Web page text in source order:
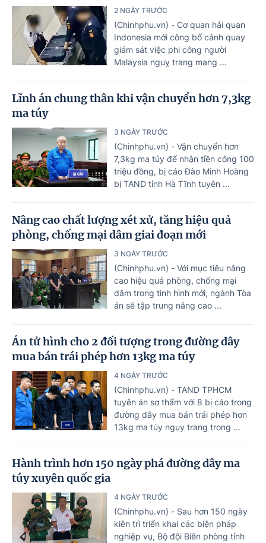
2 NGÀY TRƯỚC
(Chinhphu.vn) - Cơ quan hải quan
Indonesia mới công bố cảnh quay
giám sát việc phi công người
Malaysia nguỵ trang mang ...
Lĩnh án chung thân khi vận chuyển hơn 7,3kg
ma túy
3 NGÀY TRƯỚC
(Chinhphu.vn) - Vận chuyển hơn
7,3kg ma túy để nhận tiền công 100
triệu đồng, bị cáo Đào Minh Hoàng
bị TAND tỉnh Hà Tĩnh tuyên ...
Nâng cao chất lượng xét xử, tăng hiệu quả
phòng, chống mại dâm giai đoạn mới
3 NGÀY TRƯỚC
(Chinhphu.vn) - Với mục tiêu nâng
cao hiệu quả phòng, chống mại
dâm trong tình hình mới, ngành Tòa
án sẽ tập trung nâng cao ...
Án tử hình cho 2 đối tượng trong đường dây
mua bán trái phép hơn 13kg ma túy
4 NGÀY TRƯỚC
(Chinhphu.vn) - TAND TPHCM
tuyên án sơ thẩm với 8 bị cáo trong
đường dây mua bán trái phép hơn
13kg ma túy ngụy trang trong ...
Hành trình hơn 150 ngày phá đường dây ma
túy xuyên quốc gia
4 NGÀY TRƯỚC
(Chinhphu.vn) - Sau hơn 150 ngày
kiên trì triển khai các biện pháp
nghiệp vụ, Bộ đội Biên phòng tỉnh